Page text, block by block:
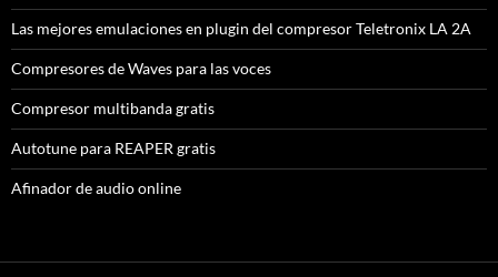
Las mejores emulaciones en plugin del compresor Teletronix LA 2A
Compresores de Waves para las voces
Compresor multibanda gratis
Autotune para REAPER gratis
Afinador de audio online